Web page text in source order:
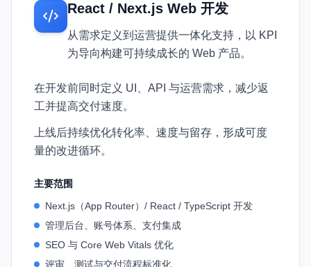
React / Next.js Web 开发
从需求定义到运营提供一体化支持，以 KPI
为导向构建可持续成长的 Web 产品。
在开发前同时定义 UI、API 与运营需求，减少返
工并提高交付速度。
上线后持续优化转化率、速度与留存，形成可度
量的改进循环。
主要范围
Next.js（App Router）/ React / TypeScript 开发
管理后台、账号体系、支付集成
SEO 与 Core Web Vitals 优化
评审、测试与交付流程标准化